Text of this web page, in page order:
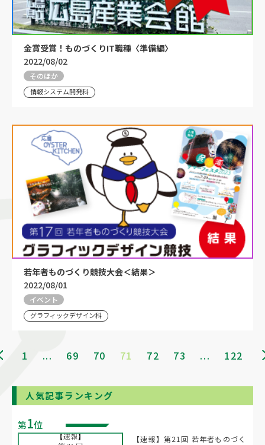
金賞受賞！ものづくりIT職種〈準備編〉
2022/08/02
そのほか
情報システム開発科
若年者ものづくり競技大会＜結果＞
2022/08/01
イベント
グラフィックデザイン科
1 ... 69 70 71 72 73 ... 122
人気記事ランキング
第1位
【速報】第21回 若年者ものづく